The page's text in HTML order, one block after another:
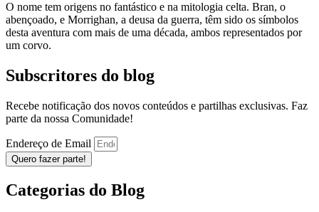
O nome tem origens no fantástico e na mitologia celta. Bran, o
abençoado, e Morrighan, a deusa da guerra, têm sido os símbolos
desta aventura com mais de uma década, ambos representados por
um corvo.
Subscritores do blog
Recebe notificação dos novos conteúdos e partilhas exclusivas. Faz
parte da nossa Comunidade!
Endereço de Email
Quero fazer parte!
Categorias do Blog